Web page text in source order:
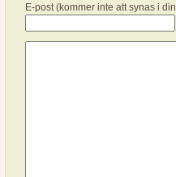
E-post (kommer inte att synas i